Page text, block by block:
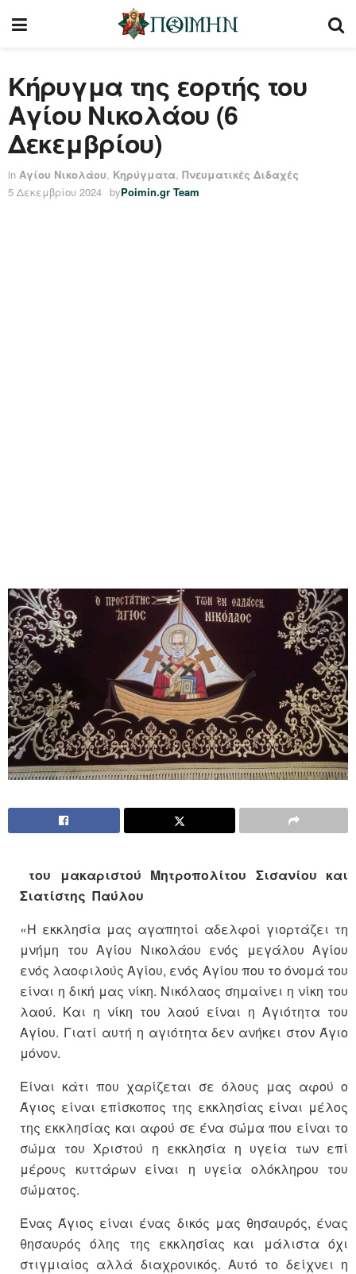
Κήρυγμα της εορτής του
Αγίου Νικολάου (6
Δεκεμβρίου)
in Αγίου Νικολάου, Κηρύγματα, Πνευματικές Διδαχές
5 Δεκεμβρίου 2024 byPoimin.gr Team
του μακαριστού Μητροπολίτου Σισανίου και
Σιατίστης Παύλου
«Η εκκλησία μας αγαπητοί αδελφοί γιορτάζει τη
μνήμη του Αγίου Νικολάου ενός μεγάλου Αγίου
ενός λαοφιλούς Αγίου, ενός Αγίου που το όνομά του
είναι η δική μας νίκη. Νικόλαος σημαίνει η νίκη του
λαού. Και η νίκη του λαού είναι η Αγιότητα του
Αγίου. Γιατί αυτή η αγιότητα δεν ανήκει στον Άγιο
μόνον.
Είναι κάτι που χαρίζεται σε όλους μας αφού ο
Άγιος είναι επίσκοπος της εκκλησίας είναι μέλος
της εκκλησίας και αφού σε ένα σώμα που είναι το
σώμα του Χριστού η εκκλησία η υγεία των επί
μέρους κυττάρων είναι η υγεία ολόκληρου του
σώματος.
Ένας Άγιος είναι ένας δικός μας θησαυρός, ένας
θησαυρός όλης της εκκλησίας και μάλιστα όχι
στιγμιαίος αλλά διαχρονικός. Αυτό το δείχνει η